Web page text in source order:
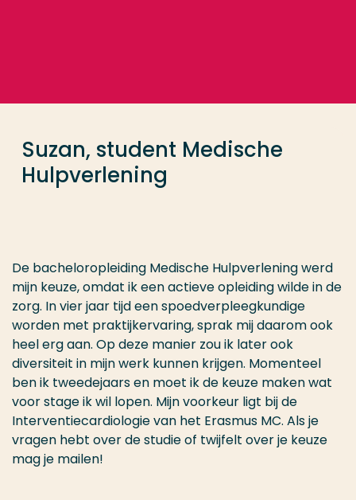
Suzan, student Medische
Hulpverlening
De bacheloropleiding Medische Hulpverlening werd
mijn keuze, omdat ik een actieve opleiding wilde in de
zorg. In vier jaar tijd een spoedverpleegkundige
worden met praktijkervaring, sprak mij daarom ook
heel erg aan. Op deze manier zou ik later ook
diversiteit in mijn werk kunnen krijgen. Momenteel
ben ik tweedejaars en moet ik de keuze maken wat
voor stage ik wil lopen. Mijn voorkeur ligt bij de
Interventiecardiologie van het Erasmus MC. Als je
vragen hebt over de studie of twijfelt over je keuze
Contact